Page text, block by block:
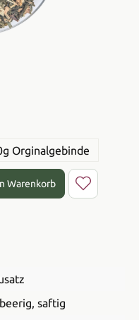
Orginalgebinde
Wert ein oder benutze die
Warenkorb
, saftig